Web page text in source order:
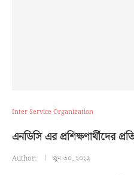
Inter Service Organization
এনডিসি এর প্রশিক্ষণার্থীদের
Author: জুন ৩০, ২০১৯